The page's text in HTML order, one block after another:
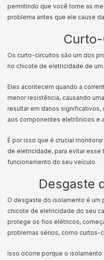
permitindo que você tome as
problema antes que ele cause
Os curto-circuitos são um dos
no chicote de eletricidade de um
Eles acontecem quando a
menor resistência, causando
resultar em danos significativos,
aos componentes eletrônicos e
É por isso que é crucial
de eletricidade, para evitar esse
funcionamento do seu veículo.
Desgaste
O desgaste do isolamento é um
chicote de eletricidade do seu
protege os fios elétricos,
problemas sérios, como curtos-
Isso ocorre porque o